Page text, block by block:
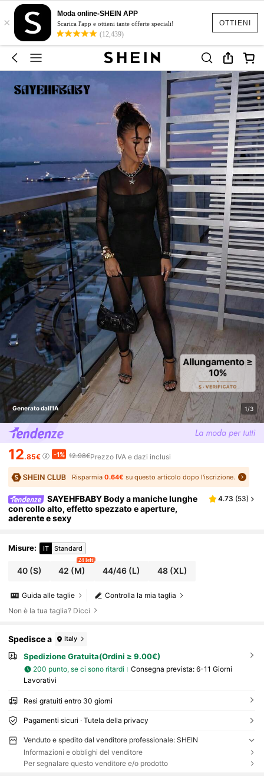
OTTIENI
×
Moda online-SHEIN APP
Scarica l'app e ottieni tante offerte speciali!
(12,439)
Generato dall'IA 1/3
12.85€ -1% 12.98€Prezzo IVA e dazi inclusi
Risparmia0.64€ su questo articolo dopo l'iscrizione.
SAYEHFBABY Body a maniche lunghe
con collo alto, effetto spezzato e aperture,
aderente e sexy
4.73 (53)
Misure: IT Standard
40(S) 42 (M)
24 left
44/46(L) 48(XL)
Controlla la mia taglia
Guida alle taglie
Non è la tua taglia? Dicci
Spedisce a Italy
Spedizione Gratuita(Ordini ≥ 9.00€)
200 punto, se ci sono ritardi Consegna prevista: 6-11 Giorni
Lavorativi
Resi gratuiti entro 30 giorni
Pagamenti sicuri · Tutela della privacy
Venduto e spedito dal venditore professionale: SHEIN
Informazioni e obblighi del venditore
Per segnalare questo venditore e/o prodotto